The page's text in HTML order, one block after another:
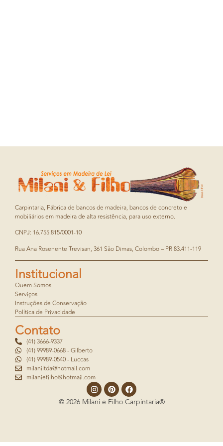
Carpintaria, Fábrica de bancos de madeira, bancos de concreto e
mobiliários em madeira de alta resistência, para uso externo.
CNPJ: 16.755.815/0001-10
Rua Ana Rosenente Trevisan, 361 São Dimas, Colombo – PR 83.411-119
Institucional
Quem Somos
Serviços
Instruções de Conservação
Política de Privacidade
Contato
(41) 3666-9337
(41) 99989-0668 - Gilberto
(41) 99989-0540 - Luccas
milaniltda@hotmail.com
milaniefilho@hotmail.com
© 2026 Milani e Filho Carpintaria®